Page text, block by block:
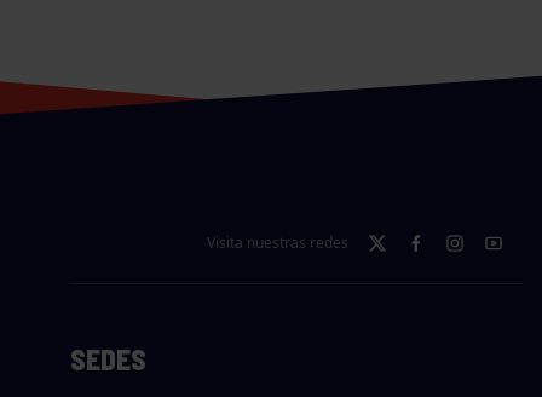
Visita nuestras redes
SEDES